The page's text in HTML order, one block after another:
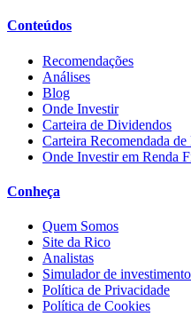
Conteúdos
Recomendações
Análises
Blog
Onde Investir
Carteira de Dividendos
Carteira Recomendada
Onde Investir em Renda
Conheça
Quem Somos
Site da Rico
Analistas
Simulador de investimento
Política de Privacidade
Política de Cookies